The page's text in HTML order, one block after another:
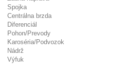
Spojka
Centrálna brzda
Diferenciál
Pohon/Prevody
Karoséria/Podvozok
Nádrž
Výfuk